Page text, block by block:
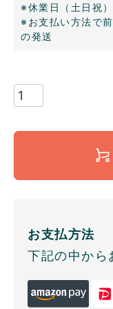
※休業日（土日祝
※お支払い方法で
の発送
お支払方法
下記の中から